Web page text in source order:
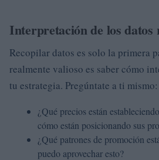
Interpretación de los datos
Recopilar datos es solo la primera
realmente valioso es saber cómo
tu estrategia. Pregúntate a ti mismo:
¿Qué precios están
cómo están posicionando sus
¿Qué patrones de promoción
puedo aprovechar esto?